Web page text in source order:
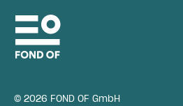
© 2026 FOND OF GmbH